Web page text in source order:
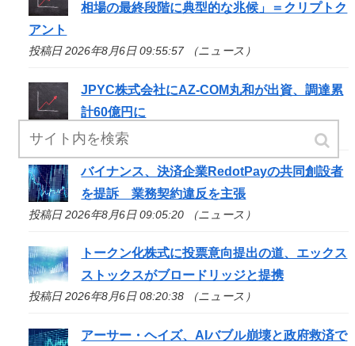
相場の最終段階に典型的な兆候」＝クリプトク
アント
投稿日 2026年8月6日 09:55:57 （ニュース）
JPYC株式会社にAZ-COM丸和が出資、調達累
計60億円に
投稿日 2026年8月6日 09:35:36 （ニュース）
バイナンス、決済企業RedotPayの共同創設者
を提訴 業務契約違反を主張
投稿日 2026年8月6日 09:05:20 （ニュース）
トークン化株式に投票意向提出の道、エックス
ストックスがブロードリッジと提携
投稿日 2026年8月6日 08:20:38 （ニュース）
アーサー・ヘイズ、AIバブル崩壊と政府救済で